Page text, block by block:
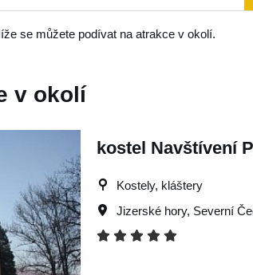
se můžete podívat na atrakce v okolí.
v okolí
kostel Navštívení
Kostely, kláštery
Jizerské hory, Severní